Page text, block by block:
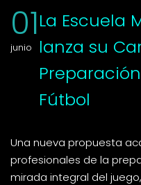
01
junio
La Escuela
lanza su
Fútbol
Una nueva propuesta
profesionales de la
mirada integral del